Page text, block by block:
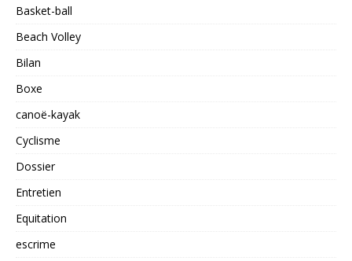
Basket-ball
Beach Volley
Bilan
Boxe
canoë-kayak
Cyclisme
Dossier
Entretien
Equitation
escrime